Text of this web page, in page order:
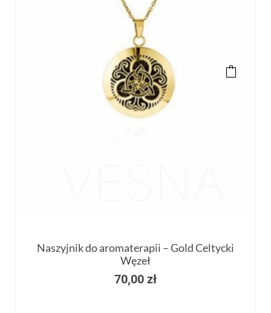
Naszyjnik do aromaterapii – Gold Celtycki
Węzeł
70,00 zł